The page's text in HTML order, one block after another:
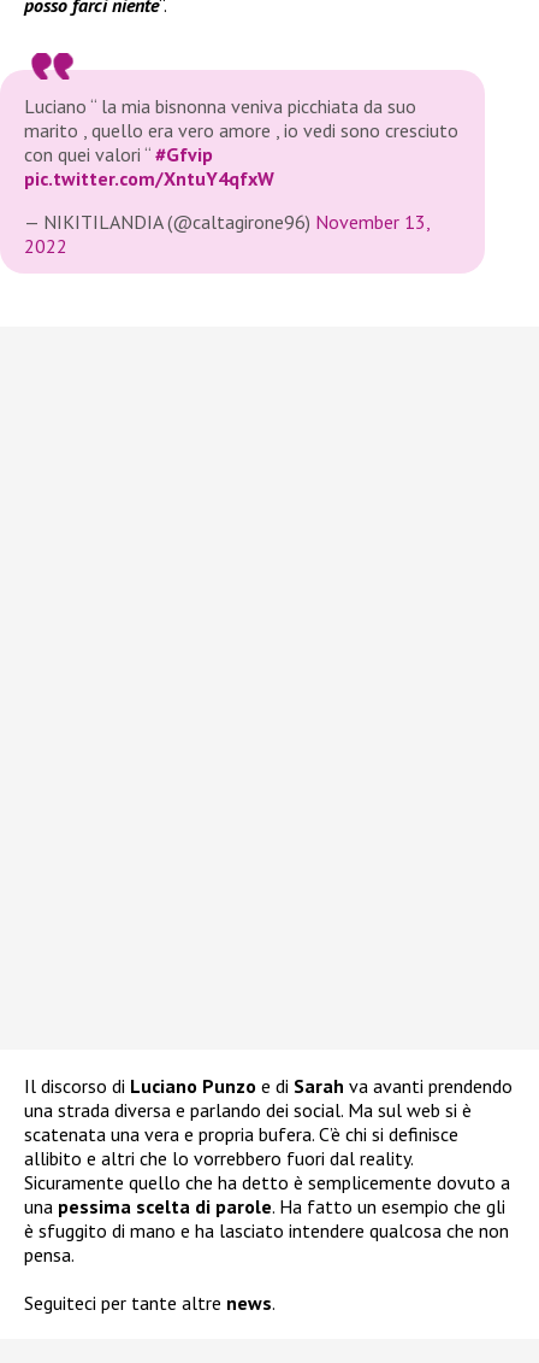
posso farci niente“.
Luciano “ la mia bisnonna veniva picchiata da suo
marito , quello era vero amore , io vedi sono cresciuto
con quei valori “ #Gfvip
pic.twitter.com/XntuY4qfxW
— NIKITILANDIA (@caltagirone96) November 13,
2022
Il discorso di Luciano Punzo e di Sarah va avanti prendendo
una strada diversa e parlando dei social. Ma sul web si è
scatenata una vera e propria bufera. C’è chi si definisce
allibito e altri che lo vorrebbero fuori dal reality.
Sicuramente quello che ha detto è semplicemente dovuto a
una pessima scelta di parole. Ha fatto un esempio che gli
è sfuggito di mano e ha lasciato intendere qualcosa che non
pensa.
Seguiteci per tante altre news.